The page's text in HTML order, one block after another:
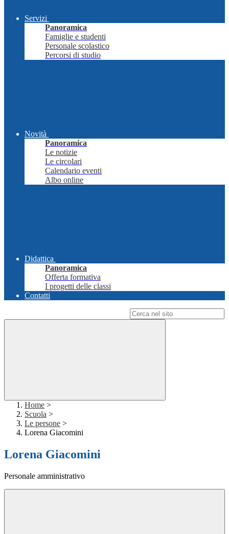
Servizi
Panoramica
Famiglie e studenti
Personale scolastico
Percorsi di studio
Novità
Panoramica
Le notizie
Le circolari
Calendario eventi
Albo online
Didattica
Panoramica
Offerta formativa
I progetti delle classi
Contatti
Home >
Scuola >
Le persone >
Lorena Giacomini
Lorena Giacomini
Personale amministrativo